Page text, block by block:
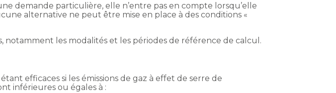
demande particulière, elle n’entre pas en compte lorsqu’elle
alternative ne peut être mise en place à des conditions «
les modalités et les périodes de référence de calcul.
efficaces si les émissions de gaz à effet de serre de
inférieures ou égales à :